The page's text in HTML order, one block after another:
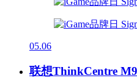
05.06
联想ThinkCentre